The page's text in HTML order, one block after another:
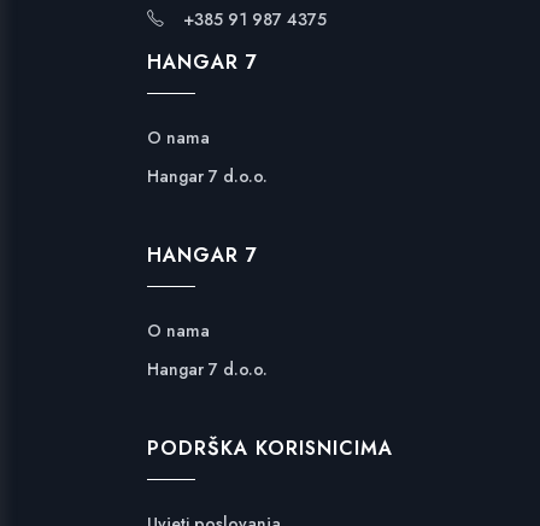
+385 91 987 4375
HANGAR 7
O nama
Hangar 7 d.o.o.
HANGAR 7
O nama
Hangar 7 d.o.o.
PODRŠKA KORISNICIMA